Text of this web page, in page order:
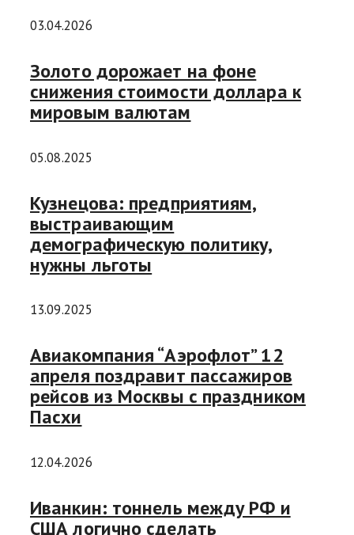
03.04.2026
Золото дорожает на фоне
снижения стоимости доллара к
мировым валютам
05.08.2025
Кузнецова: предприятиям,
выстраивающим
демографическую политику,
нужны льготы
13.09.2025
Авиакомпания “Аэрофлот” 12
апреля поздравит пассажиров
рейсов из Москвы с праздником
Пасхи
12.04.2026
Иванкин: тоннель между РФ и
США логично сделать